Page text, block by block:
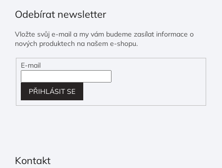
Odebírat newsletter
Vložte svůj e-mail a my vám budeme zasílat informace o
nových produktech na našem e-shopu.
E-mail
PŘIHLÁSIT SE
Kontakt